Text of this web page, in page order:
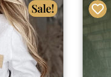
Sale!